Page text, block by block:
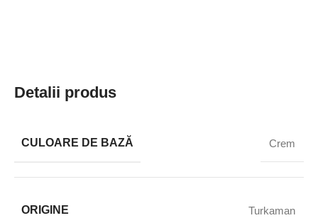
Detalii produs
CULOARE DE BAZĂ Crem
ORIGINE Turkaman